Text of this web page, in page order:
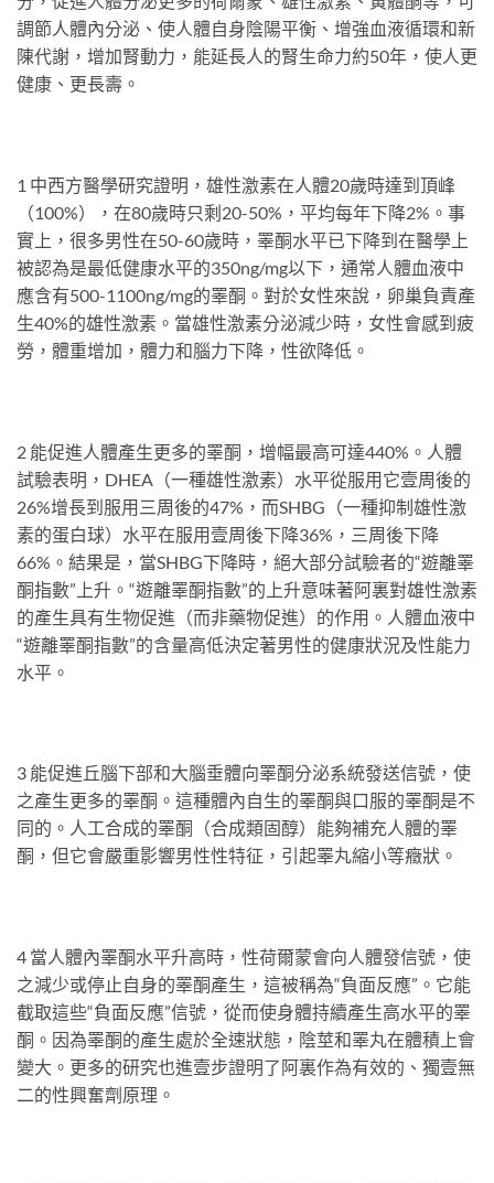
調節人體內分泌、使人體自身陰陽平衡、增強血液循環和新
陳代謝，增加腎動力，能延長人的腎生命力約50年，使人更
健康、更長壽。
1 中西方醫學研究證明，雄性激素在人體20歲時達到頂峰
（100%），在80歲時只剩20-50%，平均每年下降2%。事
實上，很多男性在50-60歲時，睪酮水平已下降到在醫學上
被認為是最低健康水平的350ng/mg以下，通常人體血液中
應含有500-1100ng/mg的睪酮。對於女性來說，卵巢負責產
生40%的雄性激素。當雄性激素分泌減少時，女性會感到疲
勞，體重增加，體力和腦力下降，性欲降低。
2 能促進人體產生更多的睪酮，增幅最高可達440%。人體
試驗表明，DHEA（一種雄性激素）水平從服用它壹周後的
26%增長到服用三周後的47%，而SHBG（一種抑制雄性激
素的蛋白球）水平在服用壹周後下降36%，三周後下降
66%。結果是，當SHBG下降時，絕大部分試驗者的“遊離睪
酮指數”上升。“遊離睪酮指數”的上升意味著阿裏對雄性激素
的產生具有生物促進（而非藥物促進）的作用。人體血液中
“遊離睪酮指數”的含量高低決定著男性的健康狀況及性能力
水平。
3 能促進丘腦下部和大腦垂體向睪酮分泌系統發送信號，使
之產生更多的睪酮。這種體內自生的睪酮與口服的睪酮是不
同的。人工合成的睪酮（合成類固醇）能夠補充人體的睪
酮，但它會嚴重影響男性性特征，引起睪丸縮小等癥狀。
4 當人體內睪酮水平升高時，性荷爾蒙會向人體發信號，使
之減少或停止自身的睪酮產生，這被稱為“負面反應”。它能
截取這些“負面反應”信號，從而使身體持續產生高水平的睪
酮。因為睪酮的產生處於全速狀態，陰莖和睪丸在體積上會
變大。更多的研究也進壹步證明了阿裏作為有效的、獨壹無
二的性興奮劑原理。